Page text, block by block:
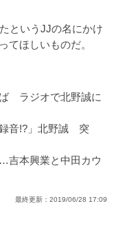
というJJの名にかけ
てほしいものだ。
ば ラジオで北野誠に
録音!?」北野誠 突
吉本興業と中田カウ
最終更新： 2019/06/28 17:09